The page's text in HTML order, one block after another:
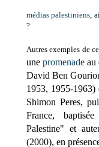
médias palestiniens ,
?
Autres exemples de
une promenade au
David Ben
1953, 1955-1963)
Shimon Peres,
France,
Palestine" et
(2000), en